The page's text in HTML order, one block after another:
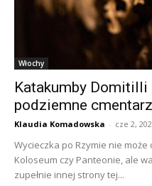
Włochy
Katakumby
podziemne
Klaudia Komadowska - cze 2,
Wycieczka po Rzymie nie
Koloseum czy Panteonie, ale
zupełnie innej strony tej...